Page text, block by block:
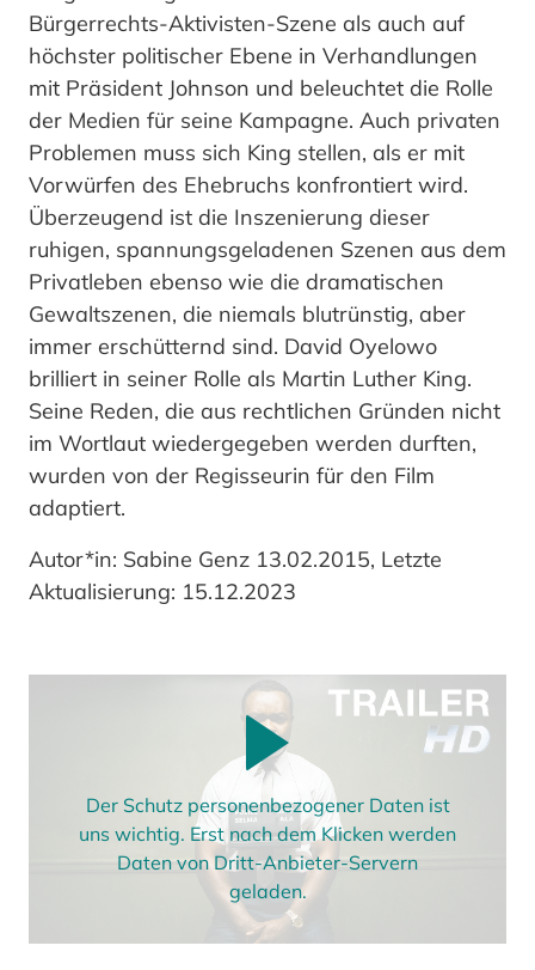
Bürgerrechts-Aktivisten-Szene als auch auf
höchster politischer Ebene in Verhandlungen
mit Präsident Johnson und beleuchtet die Rolle
der Medien für seine Kampagne. Auch privaten
Problemen muss sich King stellen, als er mit
Vorwürfen des Ehebruchs konfrontiert wird.
Überzeugend ist die Inszenierung dieser
ruhigen, spannungsgeladenen Szenen aus dem
Privatleben ebenso wie die dramatischen
Gewaltszenen, die niemals blutrünstig, aber
immer erschütternd sind. David Oyelowo
brilliert in seiner Rolle als Martin Luther King.
Seine Reden, die aus rechtlichen Gründen nicht
im Wortlaut wiedergegeben werden durften,
wurden von der Regisseurin für den Film
adaptiert.
Autor*in: Sabine Genz 13.02.2015, Letzte
Aktualisierung: 15.12.2023
Der Schutz personenbezogener Daten ist
uns wichtig. Erst nach dem Klicken werden
Daten von Dritt-Anbieter-Servern
geladen.